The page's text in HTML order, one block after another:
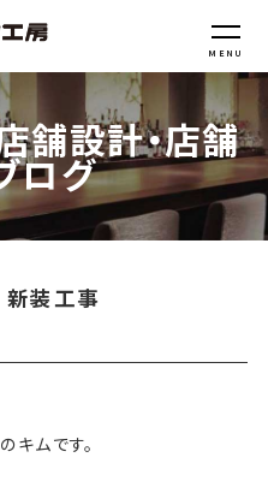
MENU
舗設計・店舗
ログ
装工事
キムです。